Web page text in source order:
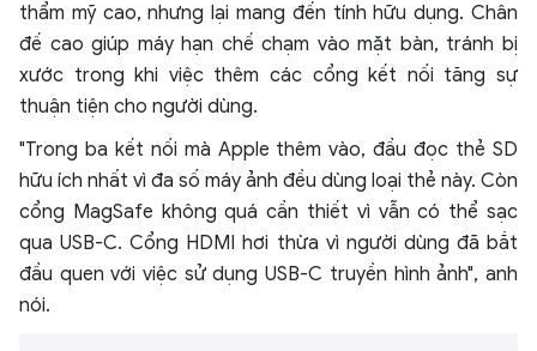
thẩm mỹ cao, nhưng lại mang đến tính hữu dụng. Chân
đế cao giúp máy hạn chế chạm vào mặt bàn, tránh bị
xước trong khi việc thêm các cổng kết nối tăng sự
thuận tiện cho người dùng.
"Trong ba kết nối mà Apple thêm vào, đầu đọc thẻ SD
hữu ích nhất vì đa số máy ảnh đều dùng loại thẻ này. Còn
cổng MagSafe không quá cần thiết vì vẫn có thể sạc
qua USB-C. Cổng HDMI hơi thừa vì người dùng đã bắt
đầu quen với việc sử dụng USB-C truyền hình ảnh", anh
nói.